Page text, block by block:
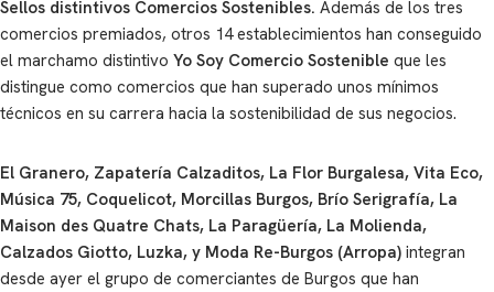
Sellos distintivos Comercios Sostenibles. Además de los tres
comercios premiados, otros 14 establecimientos han conseguido
el marchamo distintivo Yo Soy Comercio Sostenible que les
distingue como comercios que han superado unos mínimos
técnicos en su carrera hacia la sostenibilidad de sus negocios.
El Granero, Zapatería Calzaditos, La Flor Burgalesa, Vita Eco,
Música 75, Coquelicot, Morcillas Burgos, Brío Serigrafía, La
Maison des Quatre Chats, La Paragüería, La Molienda,
Calzados Giotto, Luzka, y Moda Re-Burgos (Arropa) integran
desde ayer el grupo de comerciantes de Burgos que han